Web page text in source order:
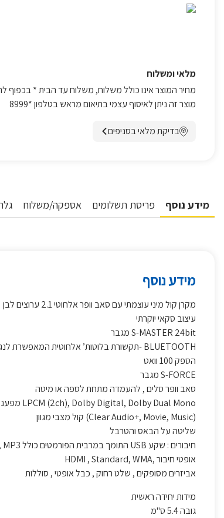
מלאי ומשלוח
מחיר המוצר אינו כולל משלוח, משלוח עד הבית * בכפוף
מוצר זה ניתן לאיסוף עצמי בתיאום מראש בטלפון *8999
בדיקת מלאי בסניפים
מידע נוסף פריסת תשלומים אספקה/משלוח
מידע נוסף
מקרן קול מיני עוצמתי עם סאב וופר אלחוטי 2.1 ערוצים לבן
עיצוב סקאי יוקרתי
S-MASTER 24bit מגבר
BLUETOOTH-תקשורת בלוטות’ אלחוטית המאפשרת
הספק 100 וואט
S-FORCE
מגבר
סאב וופר סלים , להעמדה מתחת לספה או מיטה
LPCM (2ch), Dolby Digital, Dolby Dual Mono מפענח
(Clear Audio+, Movie, Music) קול מצבי מגוון
שליטה על הבאס והטרבל
חיבורים : שקע USB התומך במרבית הפורמטים כולל WMA9,, MP3
אופטי חיבור ,
HDMI , Standard,WMA
אביזרים מסופקים , שלט רחוק , כבל אופטי , סוללות
מידות יחידה ראשית
גובה 5.4 ס"מ